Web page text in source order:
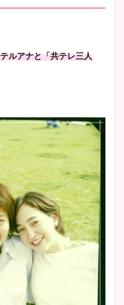
ルアナと「共テレ三人